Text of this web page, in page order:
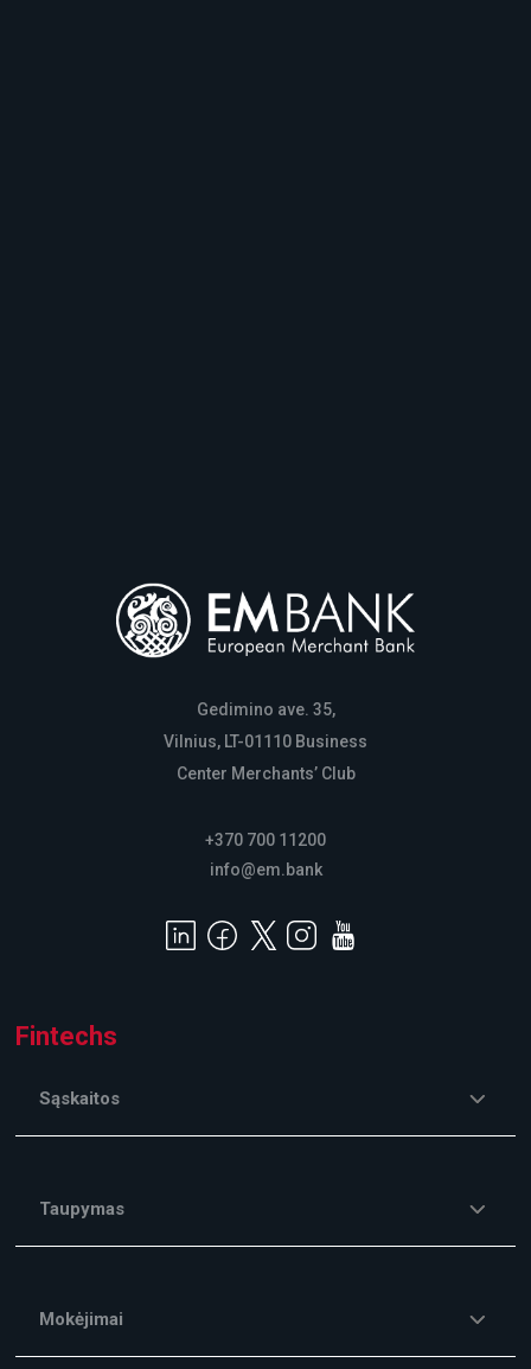
Gedimino ave. 35,
Vilnius, LT-01110 Business
Center Merchants’ Club
+370 700 11200
info@em.bank
Fintechs
Sąskaitos
Taupymas
Mokėjimai